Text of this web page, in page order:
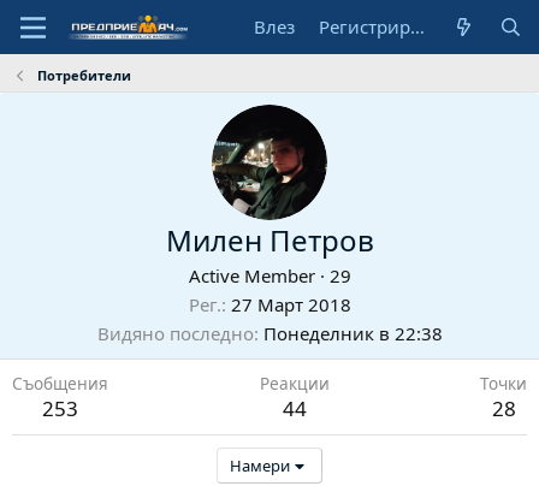
Влез Регистрирай се
Потребители
Милен Петров
Active Member · 29
Рег. 27 Март 2018
Видяно последно Понеделник в 22:38
Съобщения
253
Реакции
44
Точки
28
Намери